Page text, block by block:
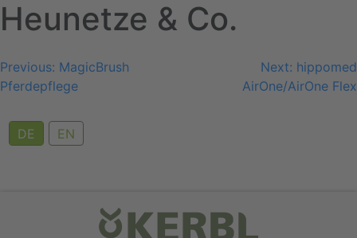
Skip
toHeunetze & Co.
Beitragsnavigation
Previous: MagicBrush
Pferdepflege
Next: hippomed
AirOne/AirOne Flex
DE EN